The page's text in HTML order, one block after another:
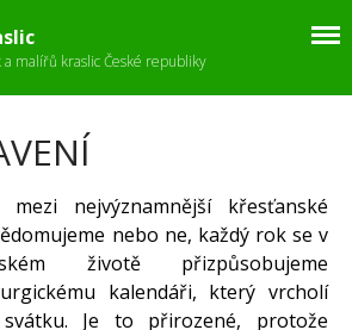
Zpravodaj
Kontakt
a malířů kraslic České republiky
nejvýznamnější křesťanské
nebo ne, každý rok se v
životě přizpůsobujeme
kalendáři, který vrcholí
Je to přirozené, protože